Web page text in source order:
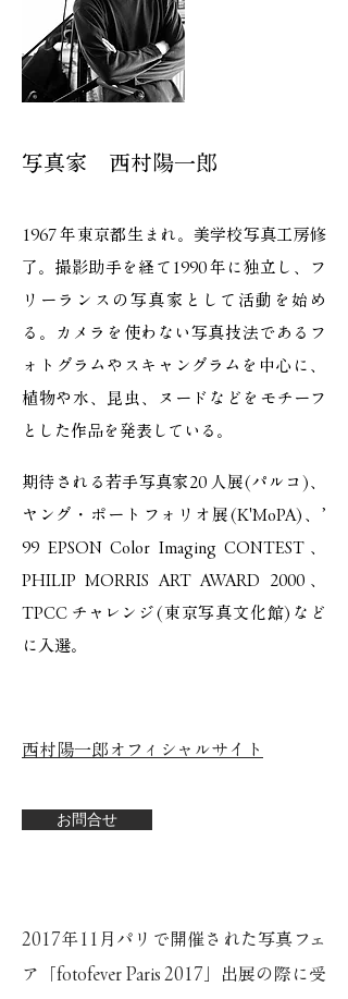
写真家 西村陽一郎
1967 年東京都生まれ。美学校写真工房修
了。撮影助手を経て1990 年に独立し、フ
リーランスの写真家として活動を始め
る。カメラを使わない写真技法であるフ
ォトグラムやスキャングラムを中心に、
植物や水、昆虫、ヌードなどをモチーフ
とした作品を発表している。
期待される若手写真家20 人展(パルコ)、
ヤング・ポートフォリオ展(K'MoPA)、’
99 EPSON Color Imaging CONTEST、
PHILIP MORRIS ART AWARD 2000、
TPCC チャレンジ(東京写真文化館)など
に入選。
西村陽一郎オフィシャルサイト
お問合せ
2017年11月パリで開催された写真フェ
ア「fotofever Paris 2017」出展の際に受